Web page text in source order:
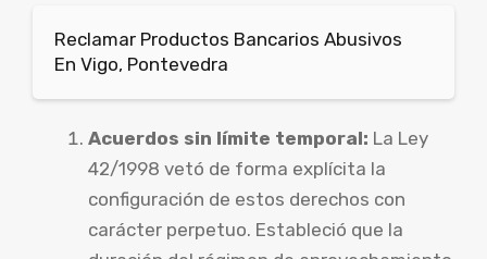
Reclamar Productos Bancarios Abusivos
En Vigo, Pontevedra
Acuerdos sin límite temporal: La Ley
42/1998 vetó de forma explícita la
configuración de estos derechos con
carácter perpetuo. Estableció que la